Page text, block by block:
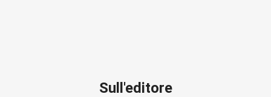
Sull'editore